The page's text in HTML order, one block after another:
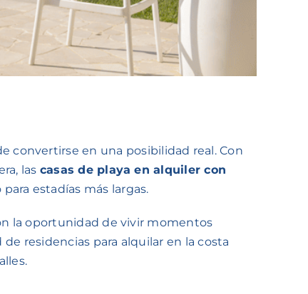
convertirse en una posibilidad real. Con
las casas de playa en alquiler con
estadías más largas.
la oportunidad de vivir momentos
residencias para alquilar en la costa